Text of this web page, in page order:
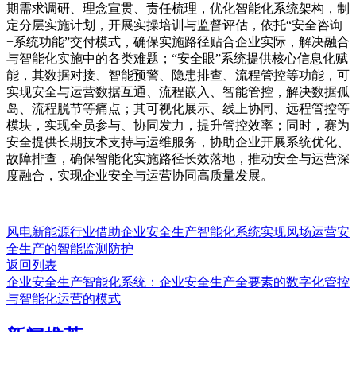
期需求调研、理念宣贯、责任梳理，优化智能化系统架构，制
定分层实施计划，开展实操培训与监督评估，依托“安全咨询
+系统功能”交付模式，确保实施路径贴合企业实际，解决融合
与智能化实施中的各类难题；“安全眼”系统提供核心信息化赋
能，其数据对接、智能预警、隐患排查、流程管控等功能，可
实现安全与运营数据互通、流程嵌入、智能管控，解决数据孤
岛、流程脱节等痛点；其可视化展示、线上协同、远程管控等
模块，实现全员参与、协同发力，提升管控效率；同时，赛为
安全提供长期技术支持与运维服务，协助企业开展系统优化、
故障排查，确保智能化实施路径长效落地，推动安全与运营深
度融合，实现企业安全与运营协同高质量发展。
风电新能源行业借助企业安全生产智能化系统实现风场运营安
全生产的智能监测防护
返回列表
企业安全生产智能化系统：企业安全生产全要素的数字化管控
与智能化运营的模式
新闻推荐